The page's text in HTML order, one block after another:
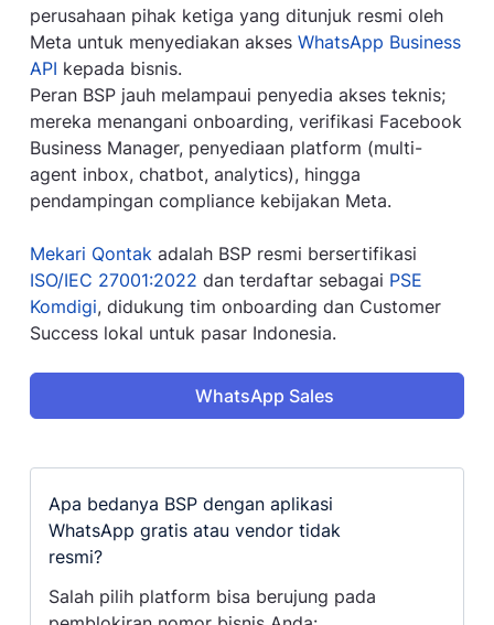
perusahaan pihak ketiga yang ditunjuk resmi oleh
Meta untuk menyediakan akses WhatsApp Business
API kepada bisnis.
Peran BSP jauh melampaui penyedia akses teknis;
mereka menangani onboarding, verifikasi Facebook
Business Manager, penyediaan platform (multi-
agent inbox, chatbot, analytics), hingga
pendampingan compliance kebijakan Meta.
Mekari Qontak adalah BSP resmi bersertifikasi
ISO/IEC 27001:2022 dan terdaftar sebagai PSE
Komdigi, didukung tim onboarding dan Customer
Success lokal untuk pasar Indonesia.
WhatsApp Sales
Apa bedanya BSP dengan aplikasi
WhatsApp gratis atau vendor tidak
resmi?
Salah pilih platform bisa berujung pada